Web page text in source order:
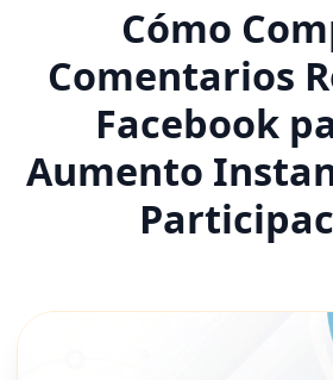
Cómo
Comentarios
Facebook
Aumento